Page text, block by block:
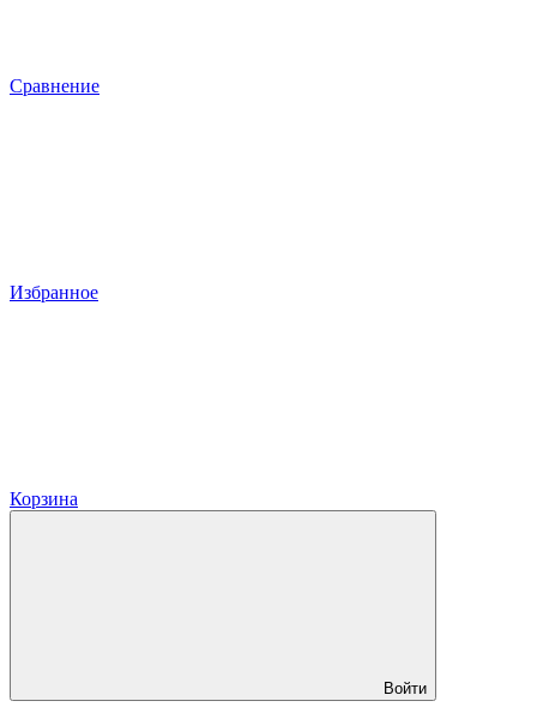
Сравнение
Избранное
Корзина
Войти